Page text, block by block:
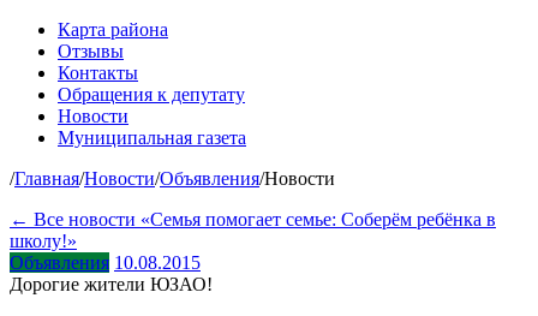
Карта района
Отзывы
Контакты
Обращения к депутату
Новости
Муниципальная газета
/Главная/Новости/Объявления/Новости
← Все новости «Семья помогает семье: Соберём ребёнка в
школу!»
Объявления 10.08.2015
Дорогие жители ЮЗАО!